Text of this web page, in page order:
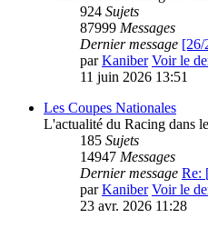
924 Sujets
87999 Messages
Dernier message [26/
parKaniber Voir le
11 juin 2026 13:51
Les Coupes Nationales
L'actualité du Racing dans
185 Sujets
14947 Messages
Dernier message Re:
parKaniber Voir le
23 avr. 2026 11:28